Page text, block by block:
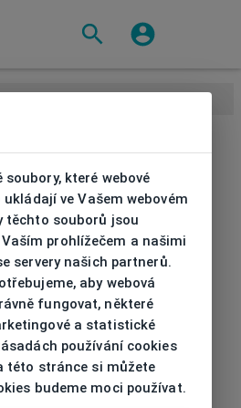
které webové
ve Vašem webovém
těchto souborů jsou
prohlížečem a našimi
servery našich partnerů.
aby webová
fungovat, některé
a statistické
používání cookies
této stránce si můžete
budeme moci používat.